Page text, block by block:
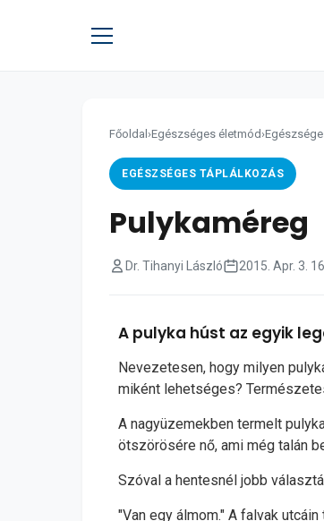
Főoldal ›Egészséges életmód ›
EGÉSZSÉGES TÁPLÁLKOZÁS
Pulykaméreg
Dr. Tihanyi László 2015. Apr. 3.
A pulyka húst az egyik
Nevezetesen, hogy milyen
miként lehetséges?
A nagyüzemekben termelt
ötszörösére nő, ami még talán
Szóval a hentesnél jobb
"Van egy álmom." A falvak